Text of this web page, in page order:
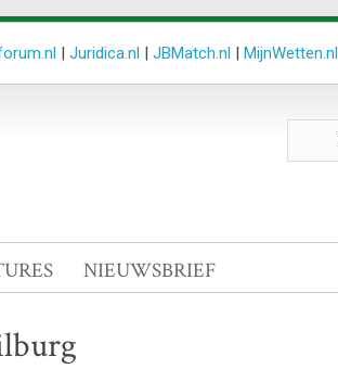
| Juridica.nl | JBMatch.nl | MijnWetten.nl
NIEUWSBRIEF